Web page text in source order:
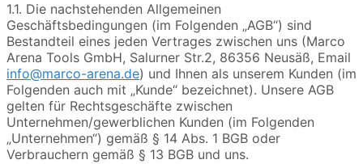
1.1. Die nachstehenden Allgemeinen
Geschäftsbedingungen (im Folgenden „AGB“) sind
Bestandteil eines jeden Vertrages zwischen uns (Marco
Arena Tools GmbH, Salurner Str.2, 86356 Neusäß, Email
info@marco-arena.de) und Ihnen als unserem Kunden (im
Folgenden auch mit „Kunde“ bezeichnet). Unsere AGB
gelten für Rechtsgeschäfte zwischen
Unternehmen/gewerblichen Kunden (im Folgenden
„Unternehmen“) gemäß § 14 Abs. 1 BGB oder
Verbrauchern gemäß § 13 BGB und uns.